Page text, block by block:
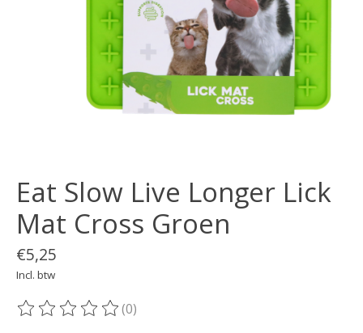
Eat Slow Live Longer Lick
Mat Cross Groen
€5,25
Incl. btw
De beoordeling van dit product is
(0)